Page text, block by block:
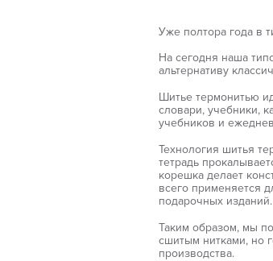
Уже полтора года в
На сегодня наша
альтернативу
Шитье термонитью
словари, учебники,
учебников и
Технология шитья
тетрадь
корешка делает
всего применяется
подарочных изданий.
Таким образом, мы
сшитым нитками, но
производства.